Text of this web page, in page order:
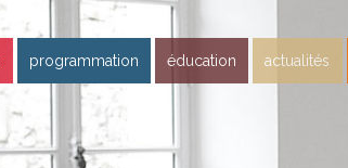
programmation éducation actualités